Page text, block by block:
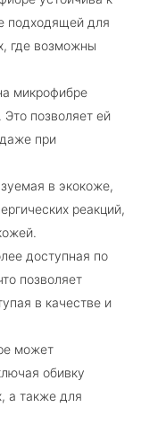
подходящей для
где возможны
микрофибре
позволяет ей
при
в экокоже,
реакций,
доступная по
позволяет
в качестве и
может
обивку
а также для